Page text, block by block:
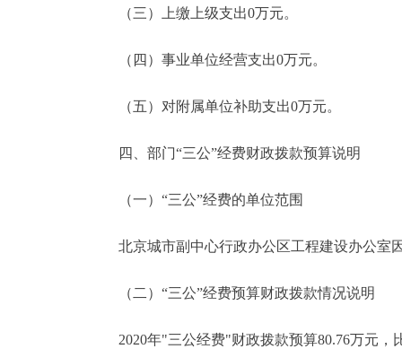
（三）上缴上级支出0万元。
（四）事业单位经营支出0万元。
（五）对附属单位补助支出0万元。
四、部门“三公”经费财政拨款预算说明
（一）“三公”经费的单位范围
北京城市副中心行政办公区工程建设办公室因
（二）“三公”经费预算财政拨款情况说明
2020年"三公经费"财政拨款预算80.76万元，